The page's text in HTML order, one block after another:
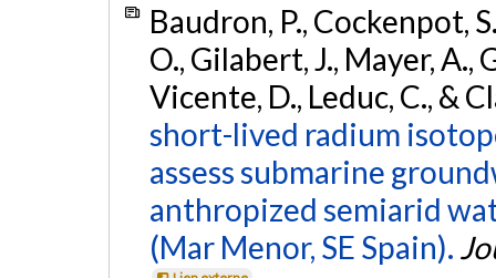
Baudron, P., Cockenpot,
O., Gilabert, J., Mayer,
Vicente, D., Leduc, C., &
short-lived radium
assess submarine
anthropized semiarid
(Mar Menor, SE Spain).